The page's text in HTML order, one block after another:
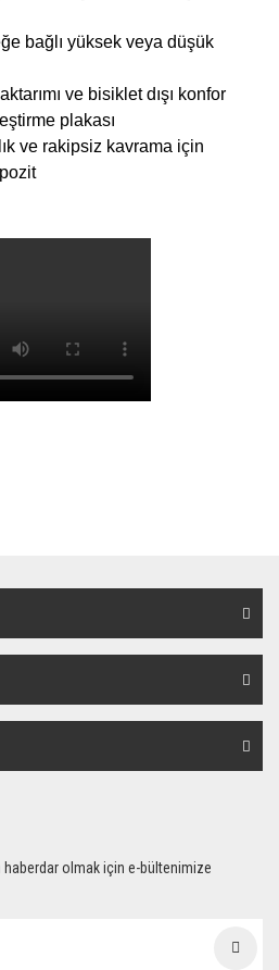
bağlı yüksek veya düşük
ve bisiklet dışı konfor
plakası
ve rakipsiz kavrama için
haberdar olmak için e-bültenimize